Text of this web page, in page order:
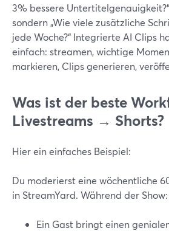
3% bessere
sondern „Wie viele zusätzliche
jede Woche?“ Integrierte AI Clips
einfach: streamen, wichtige
markieren, Clips generieren,
Was ist der beste
Livestreams → Shorts?
Hier ein einfaches Beispiel:
Du moderierst eine wöchentliche
in StreamYard. Während der Show:
Ein Gast bringt einen